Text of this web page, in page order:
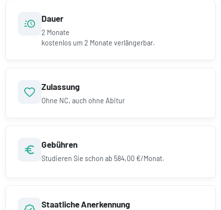
Dauer
2 Monate
kostenlos um2 Monate verlängerbar.
Zulassung
Ohne NC, auch ohne Abitur
Gebühren
Studieren Sie schon ab 584,00 €/Monat.
Staatliche Anerkennung